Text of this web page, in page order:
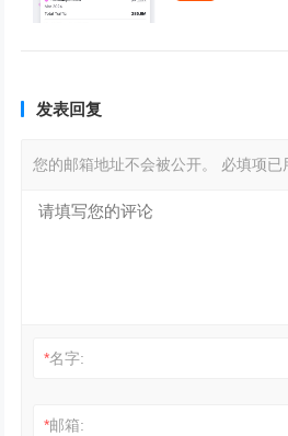
发表回复
您的邮箱地址不会被公开。 必填项
*名字:
*邮箱: